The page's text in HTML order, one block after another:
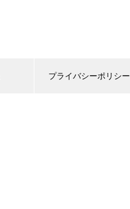
プライバシーポリシー